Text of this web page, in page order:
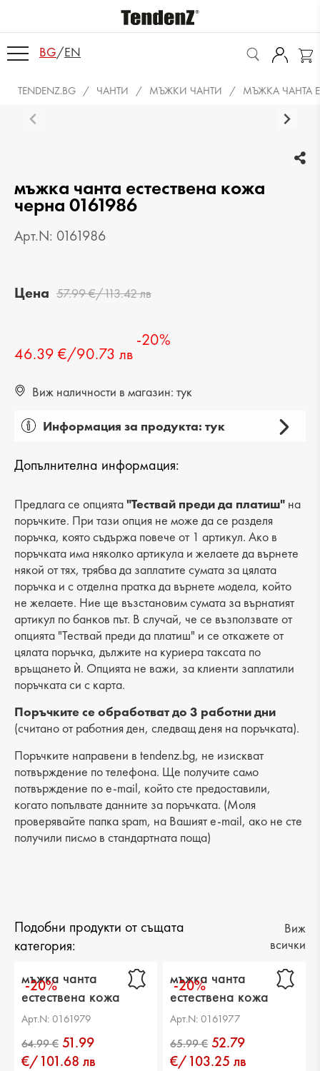
BG/EN
TENDENZ.BG ЧАНТИ МЪЖКИ ЧАНТИ МЪЖКА ЧАНТА
мъжка чанта естествена кожа
черна 0161986
Арт.N: 0161986
Цена 57.99 €/113.42 лв
46.39 €/90.73 лв
-20%
Виж наличности в магазин: тук
Информация за продукта: тук
Категория: чанта
Вид на продукта: ежедневна
Лицев материал: естествена кожа
Хастар: текстил
Ширина: 23 cm
Височина: 27 cm
Дъно: 5 cm
Брой отделения: 1
Малък джоб: 1
Външен джоб: 2
Дръжка: дълга
Допълнителна информация:
Предлага се опцията"Тествай преди да платиш" на
поръчките. При тази опция не може да се разделя
поръчка, която съдържа повече от 1 артикул. Ако в
поръчката има няколко артикула и желаете да върнете
някой от тях, трябва да заплатите сумата за цялата
поръчка и с отделна пратка да върнете модела, който
не желаете. Ние ще възстановим сумата за върнатият
артикул по банков път. В случай, че се възползвате от
опцията "Тествай преди да платиш" и се откажете от
цялата поръчка, дължите на куриера таксата по
връщането ѝ. Опцията не важи, за клиенти заплатили
поръчката си с карта.
Поръчките се обработват до 3 работни дни
(считано от работния ден, следващ деня на поръчката).
Поръчките направени в tendenz.bg, не изискват
потвърждение по телефона. Ще получите само
потвърждение по e-mail, който сте предоставили,
когато попълвате данните за поръчката. (Моля
проверявайте папка spam, на Вашият e-mail, ако не сте
получили писмо в стандартната поща)
Подобни продукти от същата
категория:
Виж
всички
-20%
мъжка чанта
естествена кожа
черна
Арт.N: 0161979
51.99
€/101.68 лв
-20%
мъжка чанта
естествена кожа
черна
Арт.N: 0161977
52.79
€/103.25 лв